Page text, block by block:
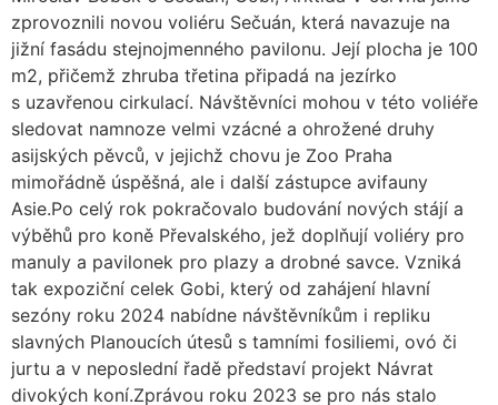
zprovoznili novou voliéru Sečuán, která navazuje na
jižní fasádu stejnojmenného pavilonu. Její plocha je 100
m2, přičemž zhruba třetina připadá na jezírko
s uzavřenou cirkulací. Návštěvníci mohou v této voliéře
sledovat namnoze velmi vzácné a ohrožené druhy
asijských pěvců, v jejichž chovu je Zoo Praha
mimořádně úspěšná, ale i další zástupce avifauny
Asie.Po celý rok pokračovalo budování nových stájí a
výběhů pro koně Převalského, jež doplňují voliéry pro
manuly a pavilonek pro plazy a drobné savce. Vzniká
tak expoziční celek Gobi, který od zahájení hlavní
sezóny roku 2024 nabídne návštěvníkům i repliku
slavných Planoucích útesů s tamními fosiliemi, ovó či
jurtu a v neposlední řadě představí projekt Návrat
divokých koní.Zprávou roku 2023 se pro nás stalo